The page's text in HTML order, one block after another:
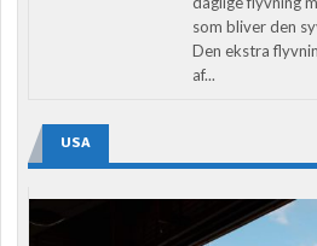
som bliver den
Den ekstra
af...
USA